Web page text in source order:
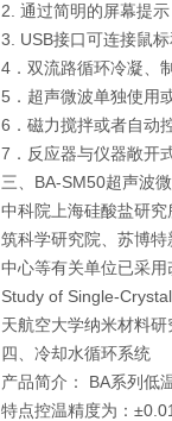
2. 通过简明的屏幕
3. USB接口可连接鼠
4．双流路循环冷凝、
5．超声微波单独使用
6．磁力搅拌或者自动
7．反应器与仪器敞开
三、BA-SM50超声波
中科院上海硅酸盐研
筑科学研究院、苏博
中心等有关单位已采
Study of Single-
天航空大学纳米材料研
四、冷却水循环系统
产品简介： BA系列低
特点控温精度为：